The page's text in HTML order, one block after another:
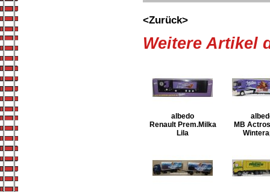
<Zurück>
Weitere Artikel
albedo
Renault Prem.Milka
Lila
MB